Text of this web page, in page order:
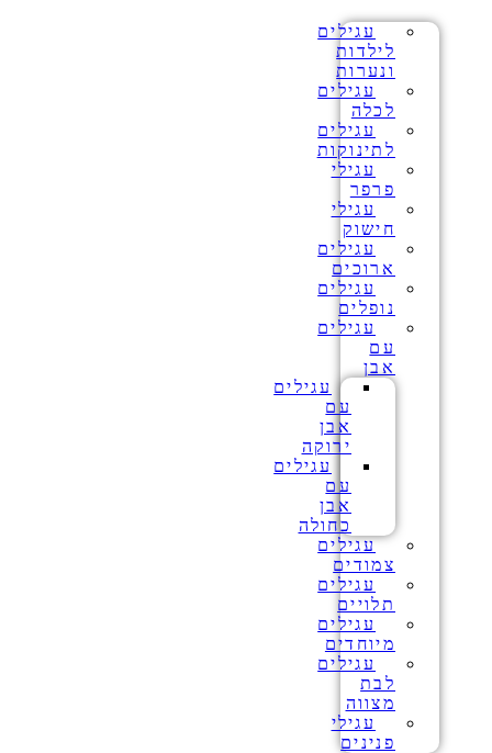
עגילים
לילדות
ונערות
עגילים
לכלה
עגילים
לתינוקות
עגילי
פרפר
עגילי
חישוק
עגילים
ארוכים
עגילים
נופלים
עגילים
עם
אבן
עגילים
עם
אבן
ירוקה
עגילים
עם
אבן
כחולה
עגילים
צמודים
עגילים
תלויים
עגילים
מיוחדים
עגילים
לבת
מצווה
עגילי
פנינים